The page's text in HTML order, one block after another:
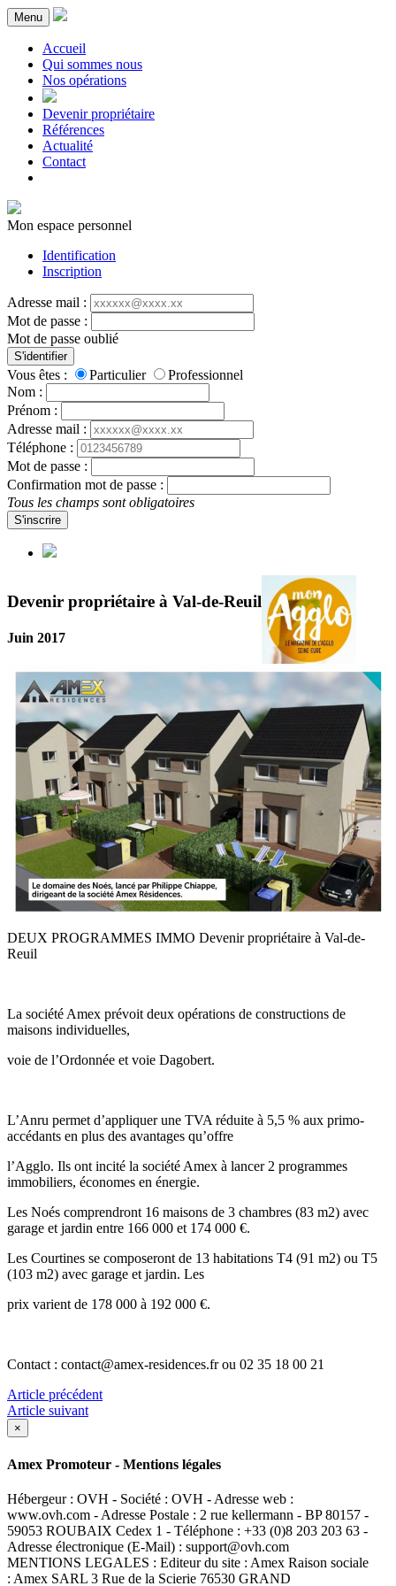
Menu
Accueil
Qui sommes nous
Nos opérations
Devenir propriétaire
Références
Actualité
Contact
Mon espace personnel
Identification
Inscription
Adresse mail :
Mot de passe :
Mot de passe oublié
S'identifier
Vous êtes : Particulier
Professionnel
Nom :
Prénom :
Adresse mail :
Téléphone :
Mot de passe :
Confirmation mot de passe :
Tous les champs sont obligatoires
S'inscrire
Devenir propriétaire à Val-de-Reuil
Juin 2017
DEUX PROGRAMMES IMMO Devenir propriétaire à Val-de-
Reuil
La société Amex prévoit deux opérations de constructions de
maisons individuelles,
voie de l’Ordonnée et voie Dagobert.
L’Anru permet d’appliquer une TVA réduite à 5,5 % aux primo-
accédants en plus des avantages qu’offre
l’Agglo. Ils ont incité la société Amex à lancer 2 programmes
immobiliers, économes en énergie.
Les Noés comprendront 16 maisons de 3 chambres (83 m2) avec
garage et jardin entre 166 000 et 174 000 €.
Les Courtines se composeront de 13 habitations T4 (91 m2) ou T5
(103 m2) avec garage et jardin. Les
prix varient de 178 000 à 192 000 €.
Contact : contact@amex-residences.fr ou 02 35 18 00 21
Article précédent
Article suivant
×
Amex Promoteur - Mentions légales
Hébergeur : OVH - Société : OVH - Adresse web :
www.ovh.com - Adresse Postale : 2 rue kellermann - BP 80157 -
59053 ROUBAIX Cedex 1 - Téléphone : +33 (0)8 203 203 63 -
Adresse électronique (E-Mail) : support@ovh.com
MENTIONS LEGALES : Editeur du site : Amex Raison sociale
: Amex SARL 3 Rue de la Scierie 76530 GRAND